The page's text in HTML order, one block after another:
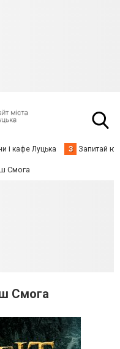
і кафе Луцька З Запитай
Смога
Смога